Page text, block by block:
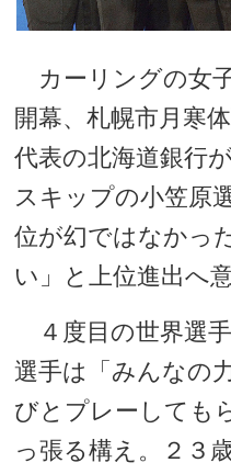
カーリングの女
開幕、札幌市月寒
代表の北海道銀行
スキップの小笠原
位が幻ではなかっ
い」と上位進出へ
４度目の世界選
選手は「みんなの
びとプレーしても
っ張る構え。２３